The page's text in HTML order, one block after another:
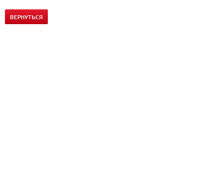
ВЕРНУТЬСЯ